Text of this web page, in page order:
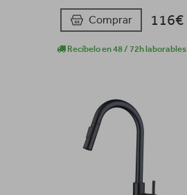
Comprar 116€
Recíbelo en 48 / 72h laborables